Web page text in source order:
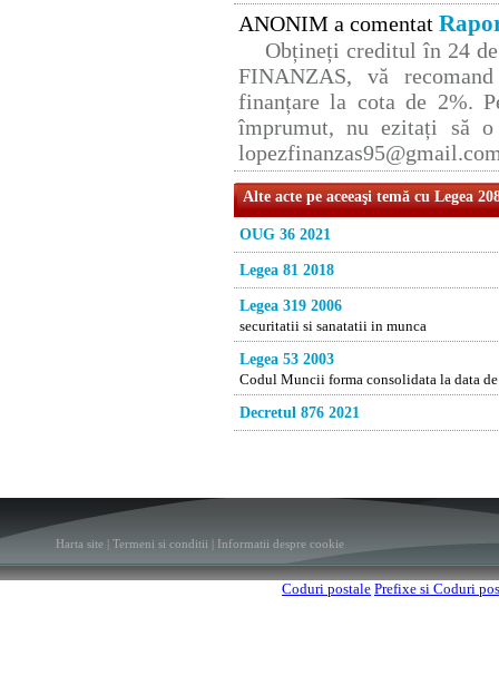
ANONIM a comentat
Obțineți creditul în 24
FINANZAS, vă
finanțare la cota de 2%.
împrumut, nu ezitați să
Alte acte pe aceeaşi temă cu Legea
OUG 36 2021
Legea 81 2018
Legea 319 2006
securitatii si sanatatii in munca
Legea 53 2003
Codul Muncii forma consolidata la data
Decretul 876 2021
Harta site Termeni si conditii Informatii despre cookie
Coduri postale Prefixe si Coduri